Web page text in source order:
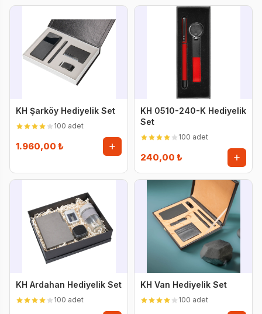
KH Şarköy Hediyelik Set
100 adet
1.960,00 ₺
KH 0510-240-K Hediyelik
Set
100 adet
240,00 ₺
KH Ardahan Hediyelik Set
100 adet
KH Van Hediyelik Set
100 adet